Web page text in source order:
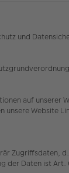
und
auf
unsere Website
Zugriffsdaten,
Daten ist